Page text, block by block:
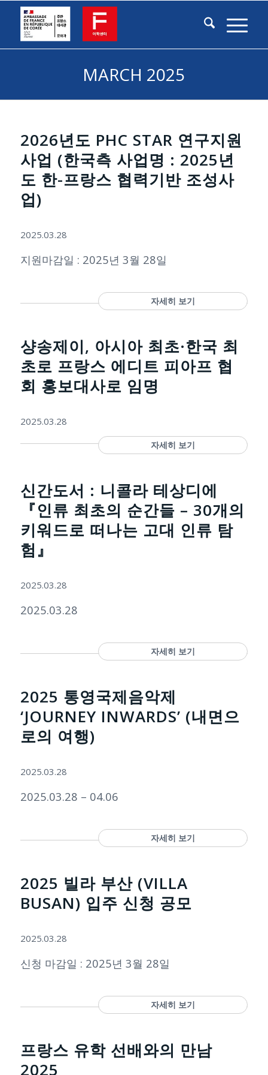
MARCH 2025
2026년도 PHC STAR 연구지원
사업 (한국측 사업명 : 2025년
도 한-프랑스 협력기반 조성사
업)
2025.03.28
지원마감일 : 2025년 3월 28일
자세히 보기
샹송제이, 아시아 최초·한국 최
초로 프랑스 에디트 피아프 협
회 홍보대사로 임명
2025.03.28
자세히 보기
신간도서 : 니콜라 테상디에
『인류 최초의 순간들 – 30개의
키워드로 떠나는 고대 인류 탐
험』
2025.03.28
2025.03.28
자세히 보기
2025 통영국제음악제
‘JOURNEY INWARDS’ (내면으
로의 여행)
2025.03.28
2025.03.28 – 04.06
자세히 보기
2025 빌라 부산 (VILLA
BUSAN) 입주 신청 공모
2025.03.28
신청 마감일 : 2025년 3월 28일
자세히 보기
프랑스 유학 선배와의 만남
2025